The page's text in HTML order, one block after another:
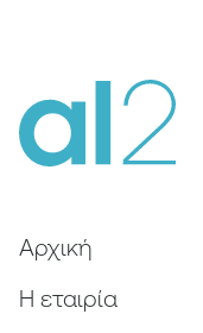
Αρχική
Η εταιρία